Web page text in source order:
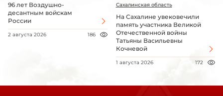
96 лет Воздушно-
десантным войскам
России
2 августа 2026 186
Сахалинская область
На Сахалине увековечили
память участника Великой
Отечественной войны
Татьяны Васильевны
Кочневой
1 августа 2026 172